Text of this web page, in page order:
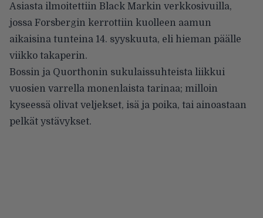
Asiasta ilmoitettiin Black Markin verkkosivuilla,
jossa Forsbergin kerrottiin kuolleen aamun
aikaisina tunteina 14. syyskuuta, eli hieman päälle
viikko takaperin.
Bossin ja Quorthonin sukulaissuhteista liikkui
vuosien varrella monenlaista tarinaa; milloin
kyseessä olivat veljekset, isä ja poika, tai ainoastaan
pelkät ystävykset.